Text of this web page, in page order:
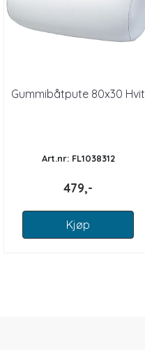
Gummibåtpute 80x30 Hvit
Art.nr: FL1038312
479,-
Kjøp